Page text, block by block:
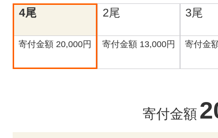
4尾
寄付金額 20,000円
2尾
寄付金額 13,000円
3尾
寄付金
寄付金額